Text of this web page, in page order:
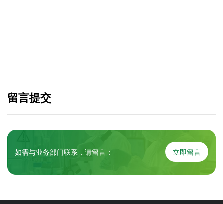
留言提交
如需与业务部门联系，请留言： 立即留言